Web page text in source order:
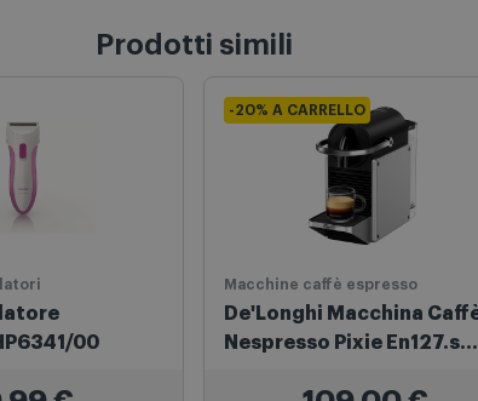
-20% A CARRELLO
Macchine caffè espresso
De'Longhi Macchina Caffè